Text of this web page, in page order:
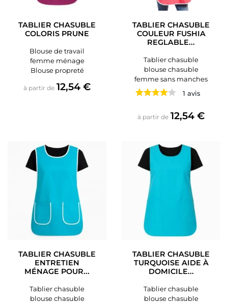
TABLIER CHASUBLE
COLORIS PRUNE
Blouse de travail
femme ménage
Blouse propreté
à partir de Prix
12,54 €
TABLIER CHASUBLE
COULEUR FUSHIA
REGLABLE...
Tablier chasuble
blouse chasuble
femme sans manches
1 avis
à partir de Prix
12,54 €
TABLIER CHASUBLE
ENTRETIEN
MÉNAGE POUR...
Tablier chasuble
blouse chasuble
TABLIER CHASUBLE
TURQUOISE AIDE À
DOMICILE...
Tablier chasuble
blouse chasuble